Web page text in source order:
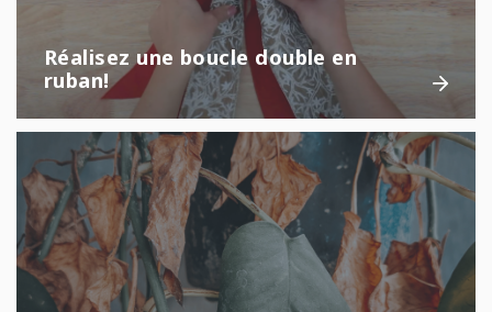
Réalisez une boucle double en
ruban!